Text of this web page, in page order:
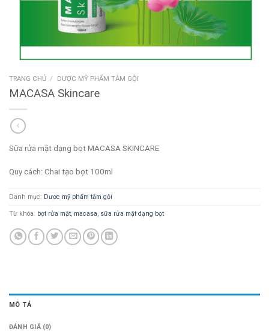
TRANG CHỦ / DƯỢC MỸ PHẨM TẮM GỘI
MACASA Skincare
Sữa rửa mặt dạng bọt MACASA SKINCARE
Quy cách: Chai tạo bọt 100ml
Danh mục: Dược mỹ phẩm tắm gội
Từ khóa: bọt rửa mặt, macasa, sữa rửa mặt dạng bọt
MÔ TẢ
ĐÁNH GIÁ (0)